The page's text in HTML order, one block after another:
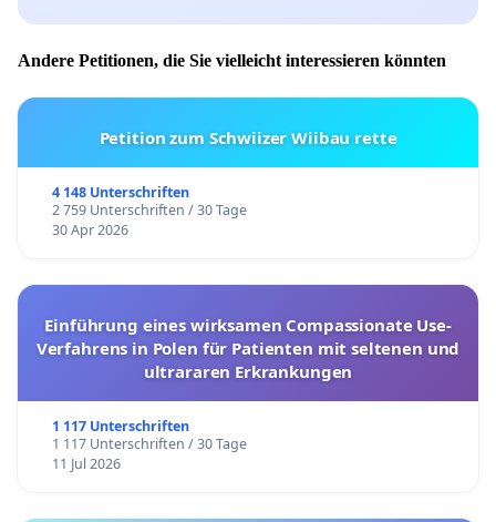
Andere Petitionen, die Sie vielleicht interessieren könnten
Petition zum Schwiizer Wiibau rette
4 148 Unterschriften
2 759 Unterschriften / 30 Tage
30 Apr 2026
Einführung eines wirksamen Compassionate Use-
Verfahrens in Polen für Patienten mit seltenen und
ultrararen Erkrankungen
1 117 Unterschriften
1 117 Unterschriften / 30 Tage
11 Jul 2026